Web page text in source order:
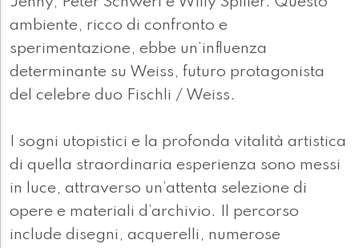
ambiente, ricco di confronto e
sperimentazione, ebbe un’influenza
determinante su Weiss, futuro protagonista
del celebre duo Fischli / Weiss.
I sogni utopistici e la profonda vitalità artistica
di quella straordinaria esperienza sono messi
in luce, attraverso un’attenta selezione di
opere e materiali d’archivio. Il percorso
include disegni, acquerelli, numerose